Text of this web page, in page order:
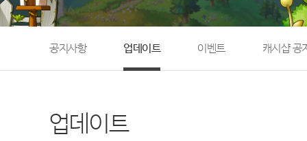
공지사항 업데이트 이벤트 캐시샵 공
업데이트